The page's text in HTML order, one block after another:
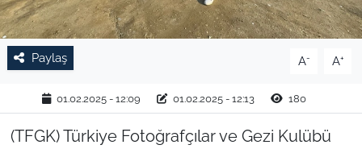
Paylaş A- A+
01.02.2025 - 12:09 01.02.2025 - 12:13 180
(TFGK) Türkiye Fotoğrafçılar ve Gezi Kulübü
RESMİ İLAN
SPOR
YAŞAM
EDİRNE